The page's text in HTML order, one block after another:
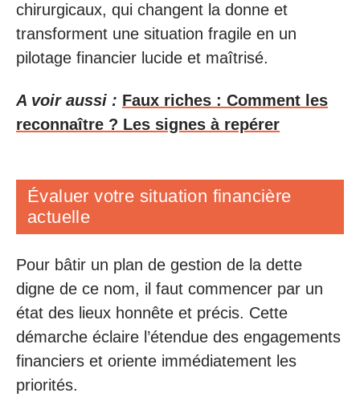
chirurgicaux, qui changent la donne et
transforment une situation fragile en un
pilotage financier lucide et maîtrisé.
A voir aussi : Faux riches : Comment les
reconnaître ? Les signes à repérer
Évaluer votre situation financière
actuelle
Pour bâtir un plan de gestion de la dette
digne de ce nom, il faut commencer par un
état des lieux honnête et précis. Cette
démarche éclaire l’étendue des engagements
financiers et oriente immédiatement les
priorités.